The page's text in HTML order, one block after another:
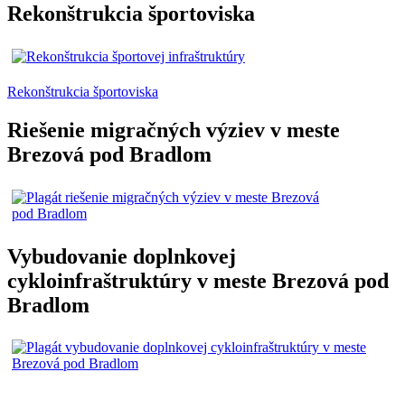
Rekonštrukcia športoviska
Rekonštrukcia športoviska
Riešenie migračných výziev v meste
Brezová pod Bradlom
Vybudovanie doplnkovej
cykloinfraštruktúry v meste Brezová pod
Bradlom